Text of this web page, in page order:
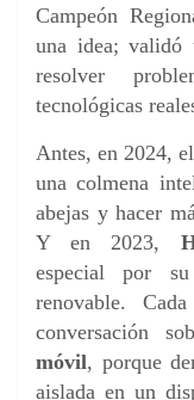
Campeón
una idea; validó
resolver
tecnológicas
Antes, en 2024,
una colmena
abejas y hacer
Y en 2023,
especial por
renovable.
conversación
móvil, porque
aislada en un